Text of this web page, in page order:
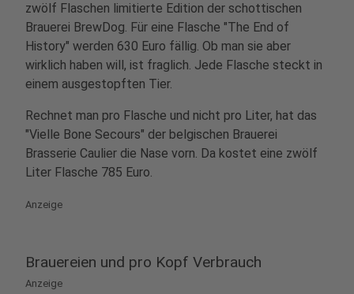
zwölf Flaschen limitierte Edition der schottischen
Brauerei BrewDog. Für eine Flasche "The End of
History" werden 630 Euro fällig. Ob man sie aber
wirklich haben will, ist fraglich. Jede Flasche steckt in
einem ausgestopften Tier.
Rechnet man pro Flasche und nicht pro Liter, hat das
"Vielle Bone Secours" der belgischen Brauerei
Brasserie Caulier die Nase vorn. Da kostet eine zwölf
Liter Flasche 785 Euro.
Anzeige
Brauereien und pro Kopf Verbrauch
Anzeige